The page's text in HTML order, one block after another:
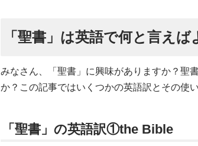
「聖書」は英語で何と言えば
みなさん、「聖書」に興味がありますか？聖
か？この記事ではいくつかの英語訳とその使
「聖書」の英語訳①the Bible